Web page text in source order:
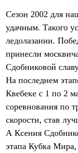
Штормовая одежда
Куртки
Софтшелл одежда
Куртки
Брюки
Флисовая одежда
Куртки
Брюки
Термобелье
Теплое термобелье
Среднее термобелье
Легкое термобелье
Лёгкая одежда
Сезон 2002 для
удачным. Такого
ледолазании.
принесли
Сдобниковой
На последнем
Квебеке с 1 по 2
соревнования по
скорости, став
А Ксения
этапа Кубка